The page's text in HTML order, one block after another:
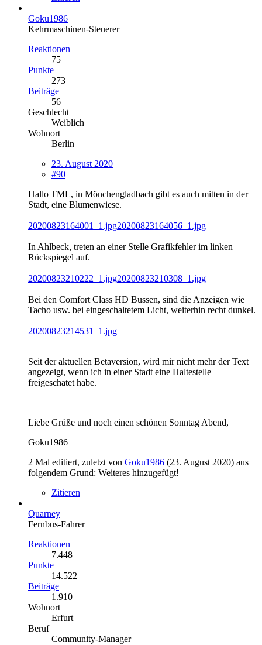
Goku1986
Kehrmaschinen-Steuerer
Reaktionen
75
Punkte
273
Beiträge
56
Geschlecht
Weiblich
Wohnort
Berlin
23. August 2020
#90
Hallo TML, in Mönchengladbach gibt es auch mitten in der
Stadt, eine Blumenwiese.
20200823164001_1.jpg20200823164056_1.jpg
In Ahlbeck, treten an einer Stelle Grafikfehler im linken
Rückspiegel auf.
20200823210222_1.jpg20200823210308_1.jpg
Bei den Comfort Class HD Bussen, sind die Anzeigen wie
Tacho usw. bei eingeschaltetem Licht, weiterhin recht dunkel.
20200823214531_1.jpg
Seit der aktuellen Betaversion, wird mir nicht mehr der Text
angezeigt, wenn ich in einer Stadt eine Haltestelle
freigeschatet habe.
Liebe Grüße und noch einen schönen Sonntag Abend,
Goku1986
2 Mal editiert, zuletzt von Goku1986 (23. August 2020) aus
folgendem Grund: Weiteres hinzugefügt!
Zitieren
Quarney
Fernbus-Fahrer
Reaktionen
7.448
Punkte
14.522
Beiträge
1.910
Wohnort
Erfurt
Beruf
Community-Manager